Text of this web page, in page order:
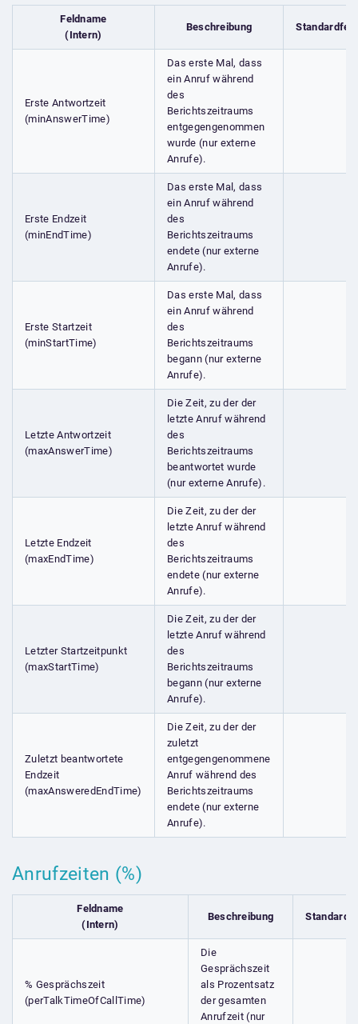
Feldname
(Intern)
Beschreibung
Erste Antwortzeit
(minAnswerTime)
Das erste Mal, dass
ein Anruf während
des
Berichtszeitraums
entgegengenommen
wurde (nur externe
Anrufe).
Erste Endzeit
(minEndTime)
Das erste Mal, dass
ein Anruf während
des
Berichtszeitraums
endete (nur externe
Anrufe).
Erste Startzeit
(minStartTime)
Das erste Mal, dass
ein Anruf während
des
Berichtszeitraums
begann (nur externe
Anrufe).
Letzte Antwortzeit
(maxAnswerTime)
Die Zeit, zu der der
letzte Anruf während
des
Berichtszeitraums
beantwortet wurde
(nur externe Anrufe).
Letzte Endzeit
(maxEndTime)
Die Zeit, zu der der
letzte Anruf während
des
Berichtszeitraums
endete (nur externe
Anrufe).
Letzter Startzeitpunkt
(maxStartTime)
Die Zeit, zu der der
letzte Anruf während
des
Berichtszeitraums
begann (nur externe
Anrufe).
Zuletzt beantwortete
Endzeit
(maxAnsweredEndTime)
Die Zeit, zu der der
zuletzt
entgegengenommene
Anruf während des
Berichtszeitraums
endete (nur externe
Anrufe).
Anrufzeiten (%)
Feldname
(Intern)
Beschreibung
% Gesprächszeit
(perTalkTimeOfCallTime)
Die
Gesprächszeit
als Prozentsatz
der gesamten
Anrufzeit (nur